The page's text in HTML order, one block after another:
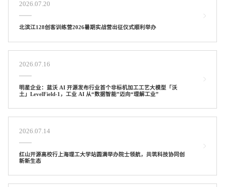
2026.07.20
北滨江128创客训练营2026暑期实战营出征仪式顺利举办
2026.07.16
明星企业：蓝沃 AI 开源发布行业首个非标机加工工艺大模型「沃
土」LevelField-1，工业 AI 从“数据智能”迈向“理解工业”
2026.07.14
红山开源高校行上海理工大学站圆满举办院士领航，共筑科技协同创
新新生态